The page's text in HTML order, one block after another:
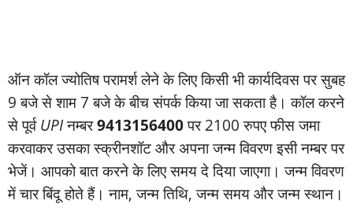
ऑन कॉल ज्‍योतिष परामर्श लेने के लिए किसी भी कार्यदिवस पर सुबह
9 बजे से शाम 7 बजे के बीच संपर्क किया जा सकता है। कॉल करने
से पूर्वUPIनम्‍बर9413156400पर 2100 रुपए फीस जमा
करवाकर उसका स्‍क्रीनशॉट और अपना जन्‍म विवरण इसी नम्‍बर पर
भेजें। आपको बात करने के लिए समय दे दिया जाएगा। जन्‍म विवरण
में चार बिंदू होते हैं। नाम, जन्‍म तिथि, जन्‍म समय और जन्‍म स्‍थान।